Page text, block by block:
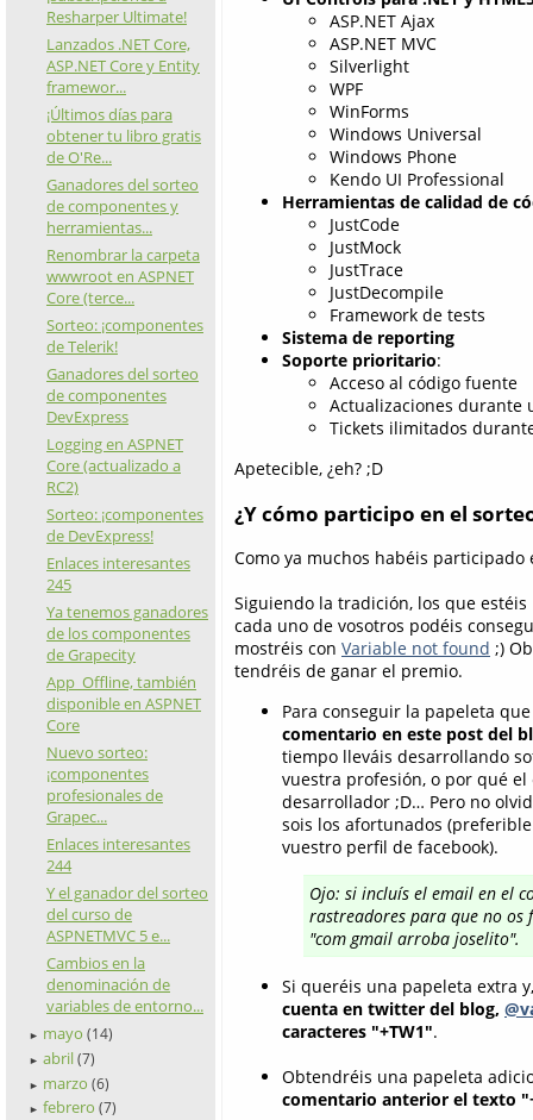
Resharper Ultimate!
Lanzados .NET Core,
ASP.NET Core y Entity
framewor...
¡Últimos días para
obtener tu libro gratis
de O'Re...
Ganadores del sorteo
de componentes y
herramientas...
Renombrar la carpeta
wwwroot en ASPNET
Core (terce...
Sorteo: ¡componentes
de Telerik!
Ganadores del sorteo
de componentes
DevExpress
Logging en ASPNET
Core (actualizado a
RC2)
Sorteo: ¡componentes
de DevExpress!
Enlaces interesantes
245
Ya tenemos ganadores
de los componentes
de Grapecity
App_Offline, también
disponible en ASPNET
Core
Nuevo sorteo:
¡componentes
profesionales de
Grapec...
Enlaces interesantes
244
Y el ganador del sorteo
del curso de
ASPNETMVC 5 e...
Cambios en la
denominación de
variables de entorno...
► mayo (14)
► abril (7)
► marzo (6)
► febrero (7)
ASP.NET Ajax
ASP.NET MVC
Silverlight
WPF
WinForms
Windows Universal
Windows Phone
Kendo UI Professional
Herramientas de calidad de
JustCode
JustMock
JustTrace
JustDecompile
Framework de tests
Sistema de reporting
Soporte prioritario:
Acceso al código fuente
Actualizaciones durante
Tickets ilimitados
Apetecible, ¿eh? ;D
¿Y cómo participo en el
Como ya muchos habéis
Siguiendo la tradición, los que
cada uno de vosotros podéis
mostréis con Variable not found ;)
tendréis de ganar el premio.
Para conseguir la papeleta
comentario en este post del
tiempo lleváis desarrollando
vuestra profesión, o por qué
desarrollador ;D… Pero no
sois los afortunados
vuestro perfil de facebook).
Ojo: si incluís el email en el
rastreadores para que no os
"com gmail arroba joselito".
Si queréis una papeleta extra
cuenta en twitter del blog,
caracteres "+TW1".
Obtendréis una papeleta
comentario anterior el texto